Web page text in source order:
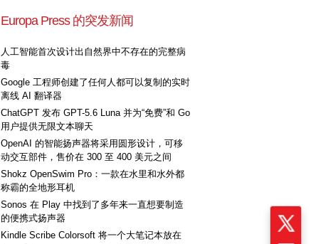
Europa Press 的突发新闻
人工智能首次设计出自然界中不存在的完整病
毒
Google 工程师创建了任何人都可以复制的实时
离线 AI 翻译器
ChatGPT 发布 GPT-5.6 Luna 并为“免费”和 Go
用户提供无限文本聊天
OpenAI 的智能扬声器将采用圆形设计，可移
动交互部件，售价在 300 至 400 美元之间
Shokz OpenSwim Pro：一款在水里和水外都
称霸的全地形耳机
Sonos 在 Play 中找到了多年来一直想要制造
的便携式扬声器
Kindle Scribe Colorsoft 将一个大笔记本放在